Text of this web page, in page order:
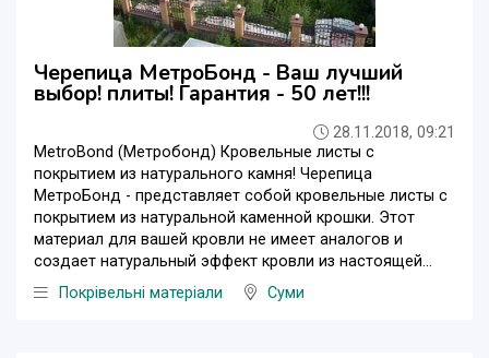
Черепица МетроБонд - Ваш лучший
выбор! плиты! Гарантия - 50 лет!!!
28.11.2018, 09:21
MetroBond (Метробонд) Кровельные листы с
покрытием из натурального камня! Черепица
МетроБонд - представляет собой кровельные листы с
покрытием из натуральной каменной крошки. Этот
материал для вашей кровли не имеет аналогов и
создает натуральный эффект кровли из настоящей...
Покрівельні матеріали
Суми